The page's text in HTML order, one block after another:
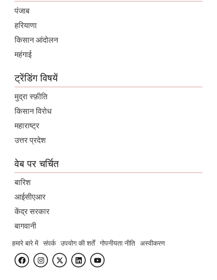
पंजाब
हरियाणा
किसान आंदोलन
महंगाई
ट्रेंडिंग विषयें
मुद्रा स्फ़ीति
किसान विरोध
महाराष्ट्र
उत्तर प्रदेश
वेब पर चर्चित
बारिश
आईसीएआर
केंद्र सरकार
बागवानी
हमारे बारे में संपर्क उपयोग की शर्तें गोपनीयता नीति अस्वीकरण